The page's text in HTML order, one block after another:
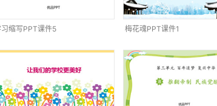
缩写PPT课件5 梅花魂PPT课件1